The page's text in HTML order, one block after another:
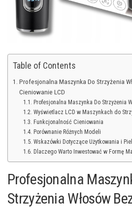
Table of Contents
Profesjonalna Maszynka Do Strzyżenia
Cieniowanie LCD
Profesjonalna Maszynka Do Strzyżenia
Wyświetlacz LCD w Maszynkach do
Funkcjonalność Cieniowania
Porównanie Różnych Modeli
Wskazówki Dotyczące Użytkowania i
Dlaczego Warto Inwestować w Formę
Profesjonalna
Strzyżenia Włosów